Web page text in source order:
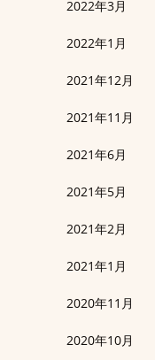
2022年3月
2022年1月
2021年12月
2021年11月
2021年6月
2021年5月
2021年2月
2021年1月
2020年11月
2020年10月